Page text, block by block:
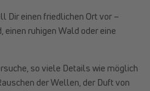
Dir einen friedlichen Ort vor –
einen ruhigen Wald oder eine
so viele Details wie möglich
der Wellen, der Duft von